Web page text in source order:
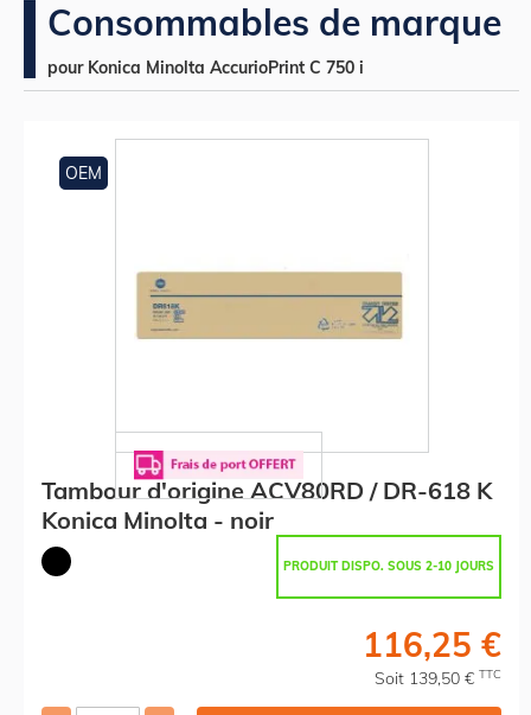
Consommables de marque
pour Konica Minolta AccurioPrint C 750 i
OEM
Tambour d'origine ACV80RD / DR-618 K
Konica Minolta - noir
PRODUIT DISPO. SOUS 2-10 JOURS
116,25 €
Soit 139,50 € TTC